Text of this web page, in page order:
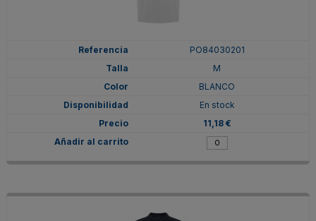
PO84030201
M
BLANCO
En stock
11,18 €